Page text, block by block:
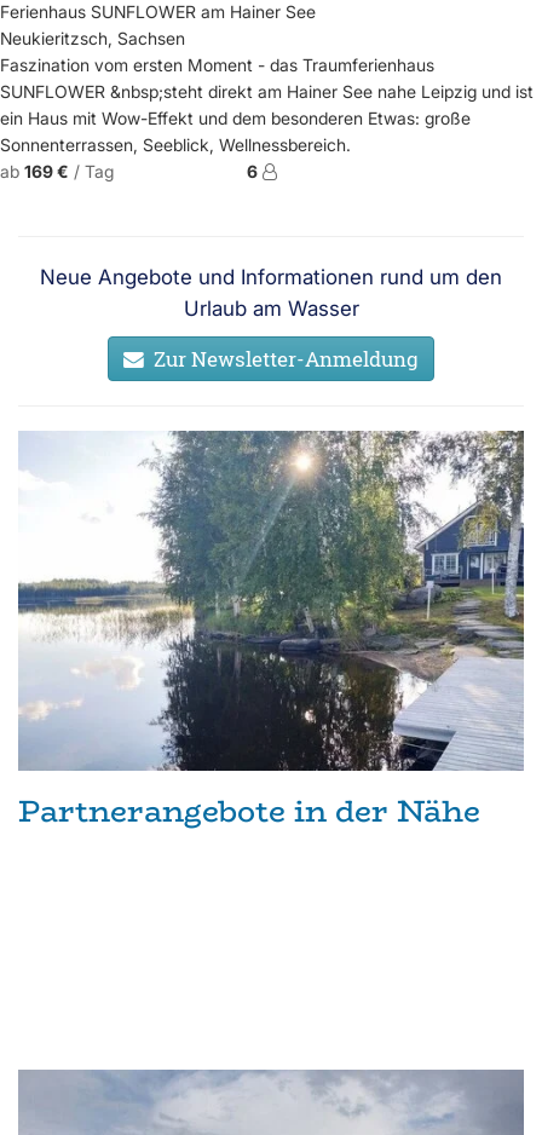
Ferienhaus SUNFLOWER am Hainer See
Neukieritzsch, Sachsen
Faszination vom ersten Moment - das Traumferienhaus
SUNFLOWER &nbsp;steht direkt am Hainer See nahe Leipzig und ist
ein Haus mit Wow-Effekt und dem besonderen Etwas: große
Sonnenterrassen, Seeblick, Wellnessbereich.
ab 169 € / Tag 6
Neue Angebote und Informationen rund um den
Urlaub am Wasser
Zur Newsletter-Anmeldung
Partnerangebote in der Nähe